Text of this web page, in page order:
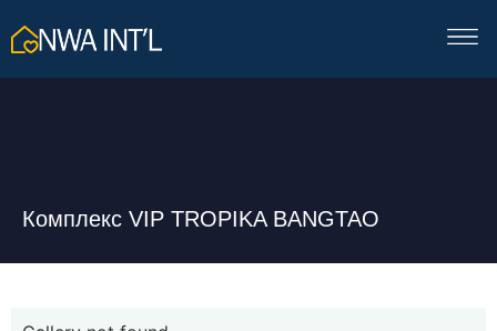
Комплекс VIP TROPIKA BANGTAO